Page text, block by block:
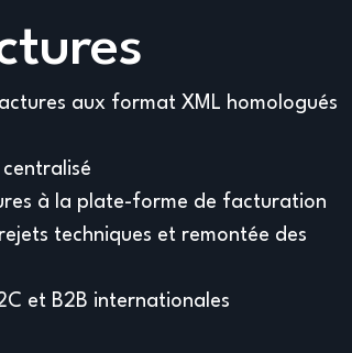
aux format XML homologués
à la plate-forme de facturation
techniques et remontée des
et B2B internationales